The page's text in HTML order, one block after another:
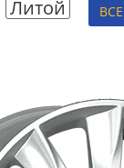
Литой